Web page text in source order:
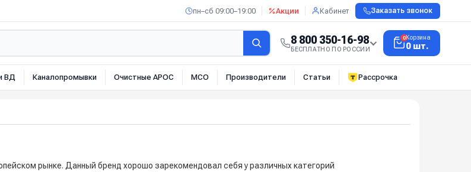
пн–сб 09:00–19:00 Акции Кабинет Заказать звонок
8 800 350-16-98
БЕСПЛАТНО ПО РОССИИ
0Корзина
0 шт.
ВД Каналопромывки Очистные АРОС МСО Производители Статьи Рассрочка
рынке. Данный бренд хорошо зарекомендовал себя у различных категорий